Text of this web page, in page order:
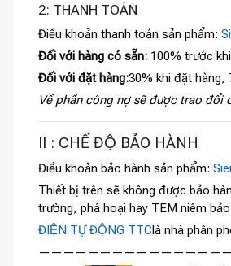
2: THANH TOÁN
Điều khoản thanh toán sản phẩm:
Đối với hàng có sẵn: 100% trước
Đối với đặt hàng:30% khi đặt hàng,
Về phần công nợ sẽ được trao đổi
II : CHẾ ĐỘ BẢO HÀNH
Điều khoản bảo hành sản phẩm:
Thiết bị trên sẽ không được bảo
trường, phá hoại hay TEM niêm
ĐIỆN TỰ ĐỘNG TTC là nhà phân
————————————————